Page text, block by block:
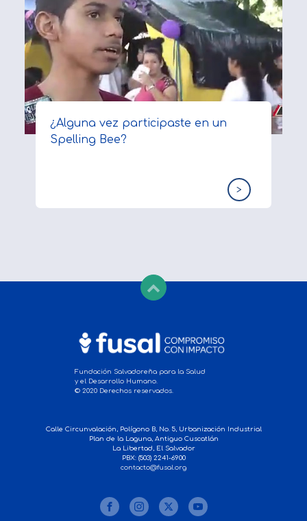
¿Alguna vez participaste en un
Spelling Bee?
>
Fundación Salvadoreña para la Salud
y el Desarrollo Humano.
© 2020 Derechos reservados.
Calle Circunvalación, Polígono B, No. 5, Urbanización Industrial
Plan de la Laguna, Antiguo Cuscatlán
La Libertad, El Salvador
PBX: (503) 2241-6900
contacto@fusal.org